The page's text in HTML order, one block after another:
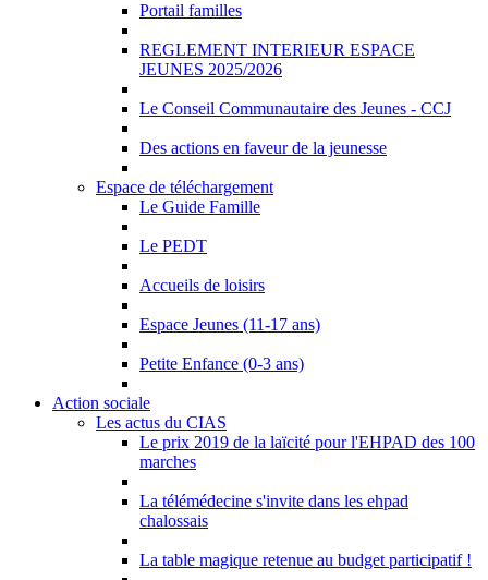
Portail familles
REGLEMENT INTERIEUR ESPACE
JEUNES 2025/2026
Le Conseil Communautaire des Jeunes - CCJ
Des actions en faveur de la jeunesse
Espace de téléchargement
Le Guide Famille
Le PEDT
Accueils de loisirs
Espace Jeunes (11-17 ans)
Petite Enfance (0-3 ans)
Action sociale
Les actus du CIAS
Le prix 2019 de la laïcité pour l'EHPAD des 100
marches
La télémédecine s'invite dans les ehpad
chalossais
La table magique retenue au budget participatif !